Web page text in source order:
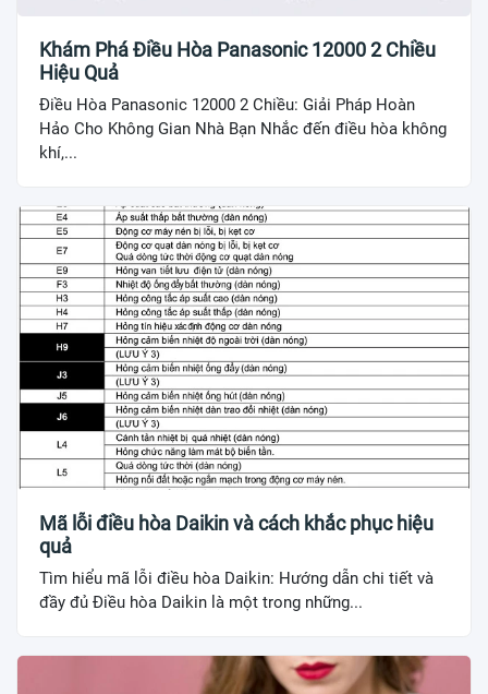
Khám Phá Điều Hòa Panasonic 12000 2 Chiều
Hiệu Quả
Điều Hòa Panasonic 12000 2 Chiều: Giải Pháp Hoàn
Hảo Cho Không Gian Nhà Bạn Nhắc đến điều hòa không
khí,...
Mã lỗi điều hòa Daikin và cách khắc phục hiệu
quả
Tìm hiểu mã lỗi điều hòa Daikin: Hướng dẫn chi tiết và
đầy đủ Điều hòa Daikin là một trong những...